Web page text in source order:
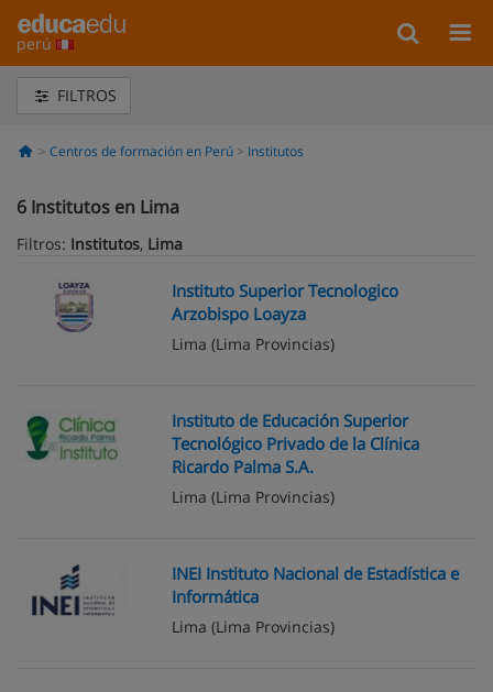
perú
FILTROS
Centros de formación en Perú Institutos
6 Institutos en Lima
Filtros: Institutos, Lima
Instituto Superior Tecnologico
Arzobispo Loayza
Lima (Lima Provincias)
Instituto de Educación Superior
Tecnológico Privado de la Clínica
Ricardo Palma S.A.
Lima (Lima Provincias)
INEI Instituto Nacional de Estadística e
Informática
Lima (Lima Provincias)